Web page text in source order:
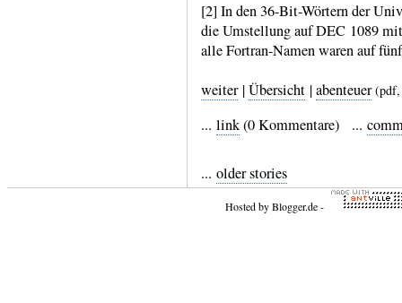
[2] In den 36-Bit-Wörtern der
die Umstel­lung auf DEC 1089
alle Fortran-​Namen waren auf
weiter|Übersicht |abenteuer
... link(0 Kommentare) ...
... older stories
Hosted byBlogger.de-